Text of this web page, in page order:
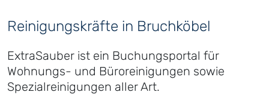
Reinigungskräfte in Bruchköbel
ExtraSauber ist ein Buchungsportal für
Wohnungs- und Büroreinigungen sowie
Spezialreinigungen aller Art.